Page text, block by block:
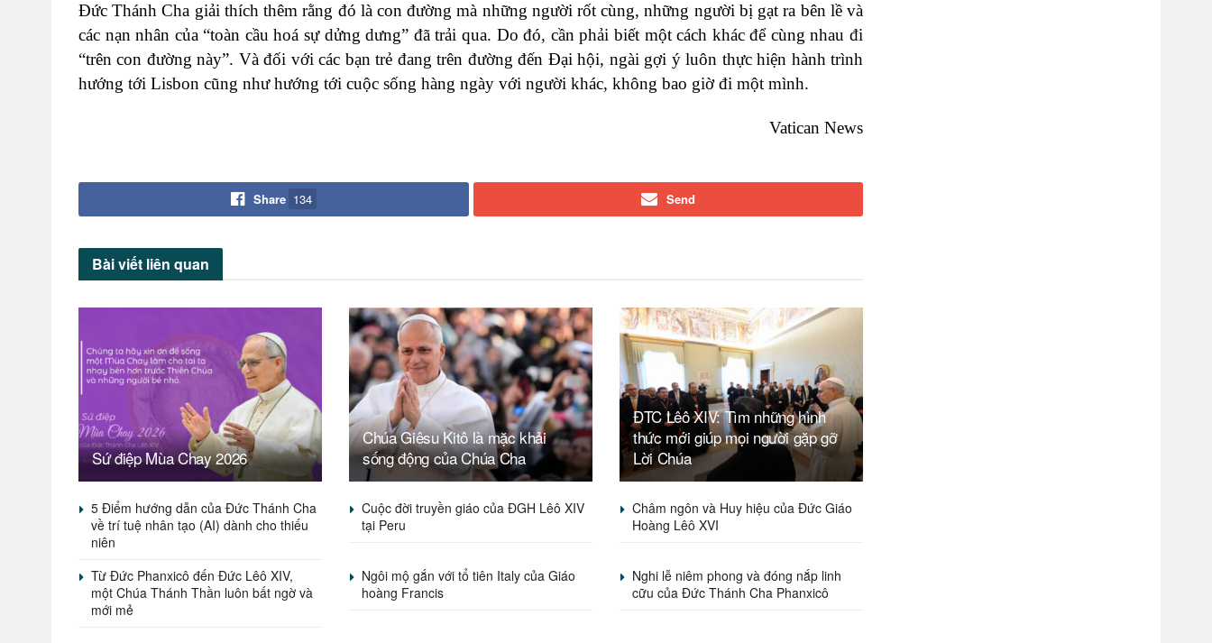
Đức Thánh Cha giải thích thêm rằng đó là con đường mà những người rốt cùng, những người bị gạt ra bên lề và
các nạn nhân của “toàn cầu hoá sự dửng dưng” đã trải qua. Do đó, cần phải biết một cách khác để cùng nhau đi
“trên con đường này”. Và đối với các bạn trẻ đang trên đường đến Đại hội, ngài gợi ý luôn thực hiện hành trình
hướng tới Lisbon cũng như hướng tới cuộc sống hàng ngày với người khác, không bao giờ đi một mình.
Vatican News
Share 134 Send
Bài viết liên quan
Sứ điệp Mùa Chay 2026
Chúa Giêsu Kitô là mặc khải
sống động của Chúa Cha
ĐTC Lêô XIV: Tìm những hình
thức mới giúp mọi người gặp gỡ
Lời Chúa
5 Điểm hướng dẫn của Đức Thánh Cha
về trí tuệ nhân tạo (AI) dành cho thiếu
niên
Cuộc đời truyền giáo của ĐGH Lêô XIV
tại Peru
Châm ngôn và Huy hiệu của Đức Giáo
Hoàng Lêô XVI
Từ Đức Phanxicô đến Đức Lêô XIV,
một Chúa Thánh Thần luôn bất ngờ và
mới mẻ
Ngôi mộ gắn với tổ tiên Italy của Giáo
hoàng Francis
Nghi lễ niêm phong và đóng nắp linh
cữu của Đức Thánh Cha Phanxicô